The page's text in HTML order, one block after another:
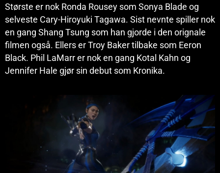
Største er nok Ronda Rousey som Sonya Blade og
selveste Cary-Hiroyuki Tagawa. Sist nevnte spiller nok
en gang Shang Tsung som han gjorde i den orignale
filmen også. Ellers er Troy Baker tilbake som Eeron
Black. Phil LaMarr er nok en gang Kotal Kahn og
Jennifer Hale gjør sin debut som Kronika.